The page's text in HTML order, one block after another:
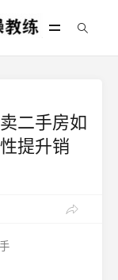
二手房如
提升销